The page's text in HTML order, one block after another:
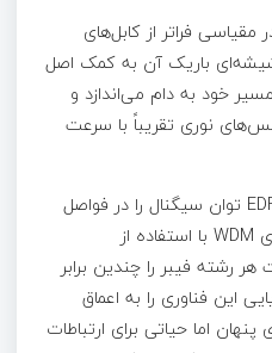
مقیاسی فراتر از کابل‌های
باریک آن به کمک اصل
خود به دام می‌اندازد و
نوری تقریباً با سرعت
تقویت‌کننده‌های نوری مانند EDFA توان سیگنال را در فواصل
طولانی بازیابی می‌کنند و فناوری WDM با استفاده از
رشته فیبر را چندین برابر
این فناوری را به اعماق
اما حیاتی برای ارتباطات